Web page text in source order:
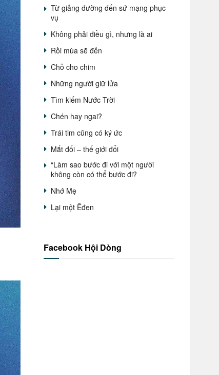
Từ giảng đường đến sứ mạng phục
vụ
Không phải điều gì, nhưng là ai
Rồi mùa sẽ đến
Chỗ cho chim
Những người giữ lửa
Tìm kiếm Nước Trời
Chén hay ngai?
Trái tim cũng có ký ức
Mắt đổi – thế giới đổi
“Làm sao bước đi với một người
không còn có thể bước đi?
Nhớ Mẹ
Lại một Êđen
Facebook Hội Dòng